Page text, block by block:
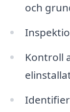
och
Kontroll